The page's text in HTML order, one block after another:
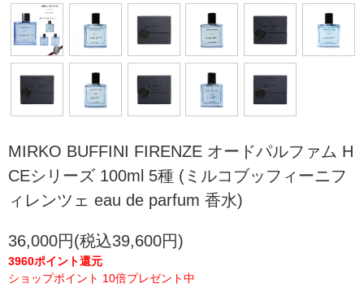
MIRKO BUFFINI FIRENZE オードパルファム H
CEシリーズ 100ml 5種 (ミルコブッフィーニフ
ィレンツェ eau de parfum 香水)
36,000円(税込39,600円)
3960ポイント還元
ショップポイント 10倍プレゼント中